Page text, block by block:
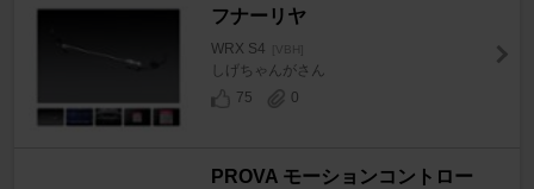
フナーリヤ
WRX S4 [VBH]
しげちゃんがさん
75
0
PROVA モーションコントロー